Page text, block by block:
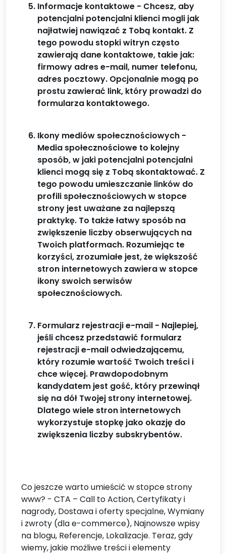
Informacje kontaktowe - Chcesz, aby
potencjalni potencjalni klienci mogli jak
najłatwiej nawiązać z Tobą kontakt. Z
tego powodu stopki witryn często
zawierają dane kontaktowe, takie jak:
firmowy adres e-mail, numer telefonu,
adres pocztowy. Opcjonalnie mogą po
prostu zawierać link, który prowadzi do
formularza kontaktowego.
Ikony mediów społecznościowych -
Media społecznościowe to kolejny
sposób, w jaki potencjalni potencjalni
klienci mogą się z Tobą skontaktować. Z
tego powodu umieszczanie linków do
profili społecznościowych w stopce
strony jest uważane za najlepszą
praktykę. To także łatwy sposób na
zwiększenie liczby obserwujących na
Twoich platformach. Rozumiejąc te
korzyści, zrozumiałe jest, że większość
stron internetowych zawiera w stopce
ikony swoich serwisów
społecznościowych.
Formularz rejestracji e-mail - Najlepiej,
jeśli chcesz przedstawić formularz
rejestracji e-mail odwiedzającemu,
który rozumie wartość Twoich treści i
chce więcej. Prawdopodobnym
kandydatem jest gość, który przewinął
się na dół Twojej strony internetowej.
Dlatego wiele stron internetowych
wykorzystuje stopkę jako okazję do
zwiększenia liczby subskrybentów.
Co jeszcze warto umieścić w stopce strony
www? - CTA – Call to Action, Certyfikaty i
nagrody, Dostawa i oferty specjalne, Wymiany
i zwroty (dla e-commerce), Najnowsze wpisy
na blogu, Referencje, Lokalizacje. Teraz, gdy
wiemy, jakie możliwe treści i elementy